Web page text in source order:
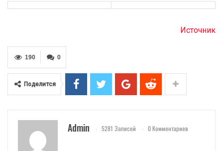
Источник
0
190
Поделится
Admin 5281 Записей 0 Комментариев